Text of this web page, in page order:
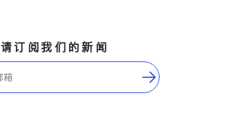
请订阅我们的新闻